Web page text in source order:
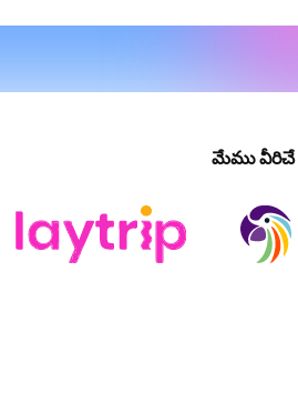
మేము వీరిచే